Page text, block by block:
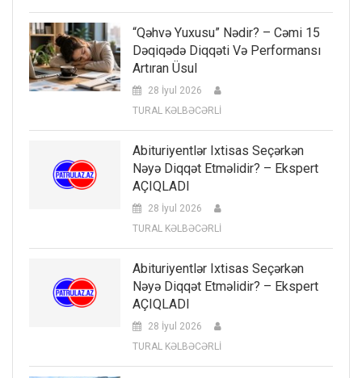
“Qəhvə Yuxusu” Nədir? – Cəmi 15
Dəqiqədə Diqqəti Və Performansı
Artıran Üsul
28 İyul 2026
TURAL KƏLBƏCƏRLİ
Abituriyentlər Ixtisas Seçərkən
Nəyə Diqqət Etməlidir? – Ekspert
AÇIQLADI
28 İyul 2026
TURAL KƏLBƏCƏRLİ
Abituriyentlər Ixtisas Seçərkən
Nəyə Diqqət Etməlidir? – Ekspert
AÇIQLADI
28 İyul 2026
TURAL KƏLBƏCƏRLİ